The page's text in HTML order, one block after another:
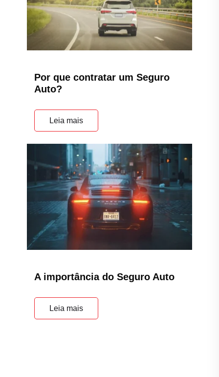
Por que contratar um Seguro
Auto?
Leia mais
A importância do Seguro Auto
Leia mais